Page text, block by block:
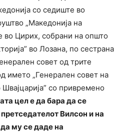
со седиште во
„Македонија на
во Цирих, собрани на општо
во Лозана, по сестрана
совет од трите
името „Генерален совет на
со привремено
цел е да бара да се
Вилсон и на
му се даде на